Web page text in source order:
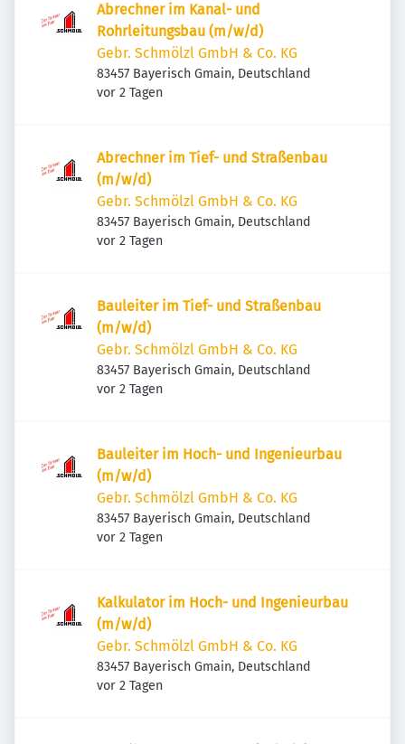
Abrechner im Kanal- und
Rohrleitungsbau (m/w/d)
Gebr. Schmölzl GmbH & Co. KG
83457 Bayerisch Gmain, Deutschland
Veröffentlicht
vor 2 Tagen
Abrechner im Tief- und Straßenbau
(m/w/d)
Gebr. Schmölzl GmbH & Co. KG
83457 Bayerisch Gmain, Deutschland
Veröffentlicht
vor 2 Tagen
Bauleiter im Tief- und Straßenbau
(m/w/d)
Gebr. Schmölzl GmbH & Co. KG
83457 Bayerisch Gmain, Deutschland
Veröffentlicht
vor 2 Tagen
Bauleiter im Hoch- und Ingenieurbau
(m/w/d)
Gebr. Schmölzl GmbH & Co. KG
83457 Bayerisch Gmain, Deutschland
Veröffentlicht
vor 2 Tagen
Kalkulator im Hoch- und Ingenieurbau
(m/w/d)
Gebr. Schmölzl GmbH & Co. KG
83457 Bayerisch Gmain, Deutschland
Veröffentlicht
vor 2 Tagen